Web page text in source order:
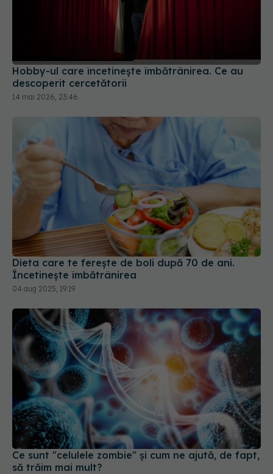
Hobby-ul care încetinește îmbătrânirea. Ce au
descoperit cercetătorii
14 mai 2026, 23:46
Dieta care te ferește de boli după 70 de ani.
Încetinește îmbătrânirea
04 aug 2025, 19:19
Ce sunt "celulele zombie" și cum ne ajută, de fapt,
să trăim mai mult?